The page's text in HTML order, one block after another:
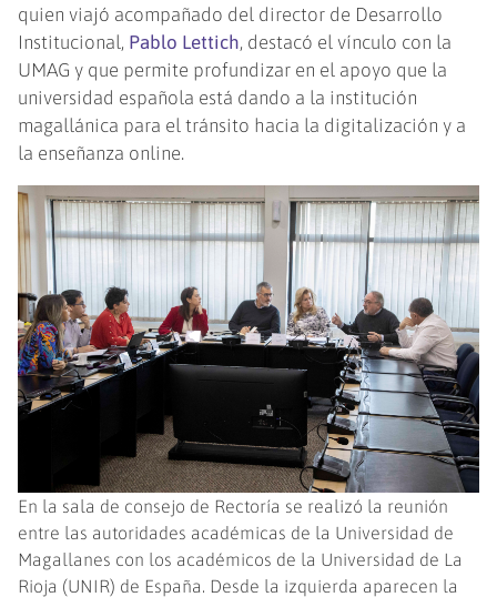
quien viajó acompañado del director de Desarrollo
Institucional, Pablo Lettich, destacó el vínculo con la
UMAG y que permite profundizar en el apoyo que la
universidad española está dando a la institución
magallánica para el tránsito hacia la digitalización y a
la enseñanza online.
En la sala de consejo de Rectoría se realizó la reunión
entre las autoridades académicas de la Universidad de
Magallanes con los académicos de la Universidad de La
Rioja (UNIR) de España. Desde la izquierda aparecen la